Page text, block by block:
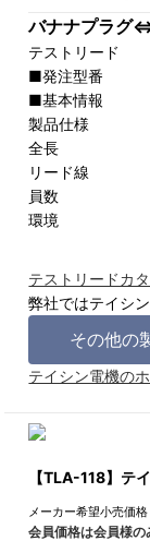
バナナプラグ⇔
テストリード
■発注型
■基本情報
製品仕様 バ
全長
リード
員数 R・
環境
テストリードカ
弊社ではテイシ
その他の
テイシン電機の
【TLA-118】テ
メーカー希望小売価格
会員価格は会員様の